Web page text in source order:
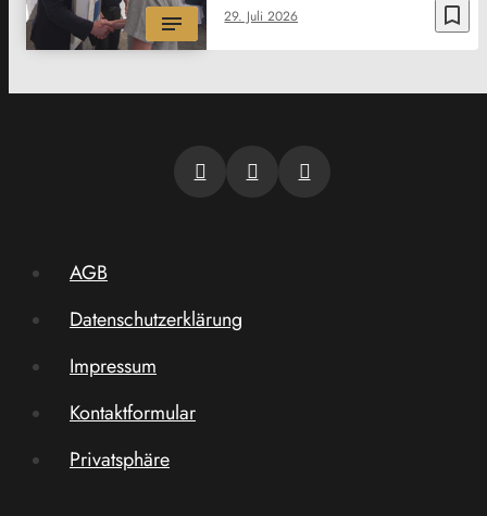
bookmark_border
29. Juli 2026
AGB
Datenschutzerklärung
Impressum
Kontaktformular
Privatsphäre